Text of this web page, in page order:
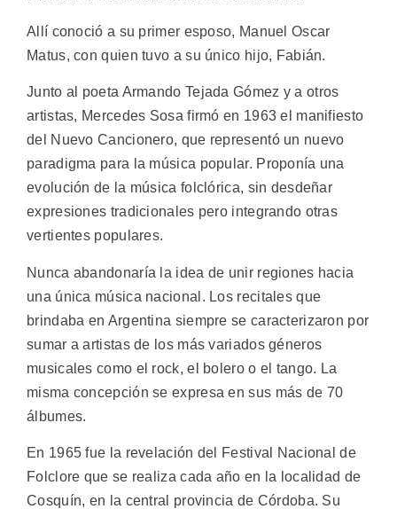
Allí conoció a su primer esposo, Manuel Oscar
Matus, con quien tuvo a su único hijo, Fabián.
Junto al poeta Armando Tejada Gómez y a otros
artistas, Mercedes Sosa firmó en 1963 el manifiesto
del Nuevo Cancionero, que representó un nuevo
paradigma para la música popular. Proponía una
evolución de la música folclórica, sin desdeñar
expresiones tradicionales pero integrando otras
vertientes populares.
Nunca abandonaría la idea de unir regiones hacia
una única música nacional. Los recitales que
brindaba en Argentina siempre se caracterizaron por
sumar a artistas de los más variados géneros
musicales como el rock, el bolero o el tango. La
misma concepción se expresa en sus más de 70
álbumes.
En 1965 fue la revelación del Festival Nacional de
Folclore que se realiza cada año en la localidad de
Cosquín, en la central provincia de Córdoba. Su